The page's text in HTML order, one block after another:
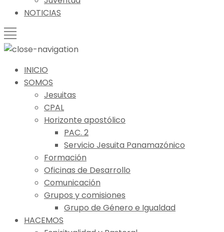
NOTICIAS
INICIO
SOMOS
Jesuitas
CPAL
Horizonte apostólico
PAC. 2
Servicio Jesuita Panamazónico
Formación
Oficinas de Desarrollo
Comunicación
Grupos y comisiones
Grupo de Género e Igualdad
HACEMOS